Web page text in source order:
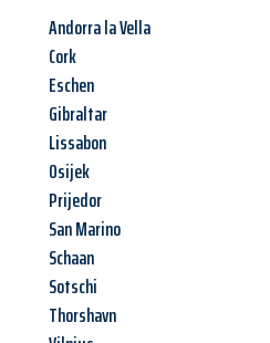
Andorra la Vella
Cork
Eschen
Gibraltar
Lissabon
Osijek
Prijedor
San Marino
Schaan
Sotschi
Thorshavn